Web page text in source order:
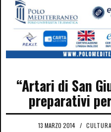
“Artari di San
preparativi
13 MARZO 2014 / CULTURA